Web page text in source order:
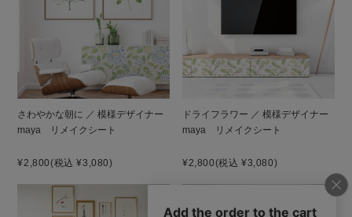
さわやかな朝に ／ 模様デザイナー
maya リメイクシート
¥2,800(税込 ¥3,080)
ドライフラワー ／ 模様デザイナー
maya リメイクシート
¥2,800(税込 ¥3,080)